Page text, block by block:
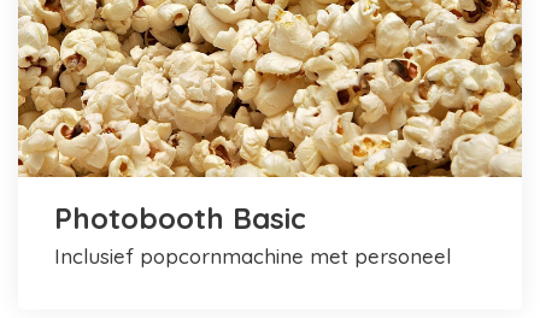
Photobooth Basic
inclusief popcornmachine met personeel